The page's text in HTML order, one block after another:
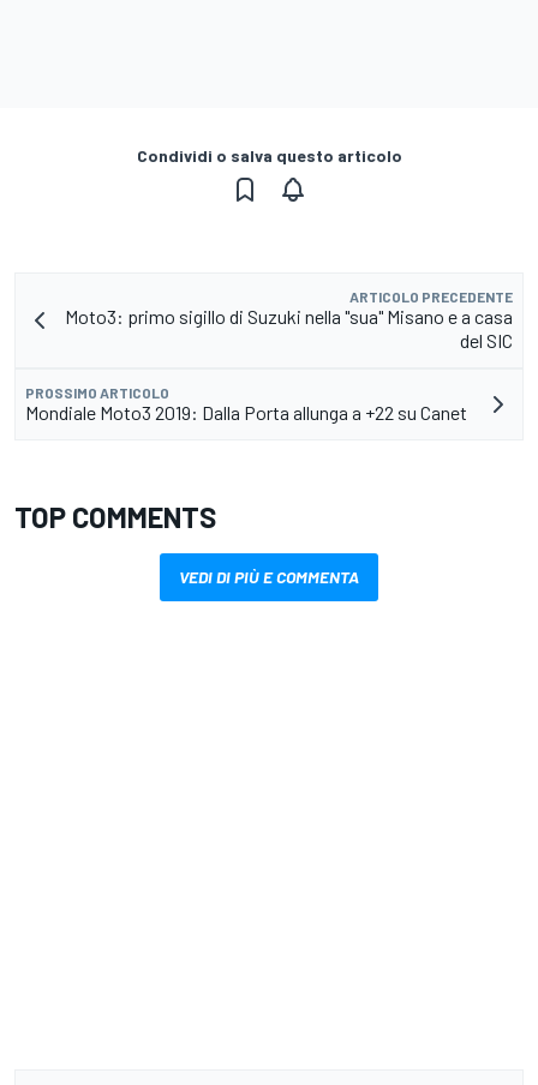
Condividi o salva questo articolo
ARTICOLO PRECEDENTE
Moto3: primo sigillo di Suzuki nella "sua" Misano e a casa
del SIC
PROSSIMO ARTICOLO
Mondiale Moto3 2019: Dalla Porta allunga a +22 su Canet
TOP COMMENTS
VEDI DI PIÙ E COMMENTA